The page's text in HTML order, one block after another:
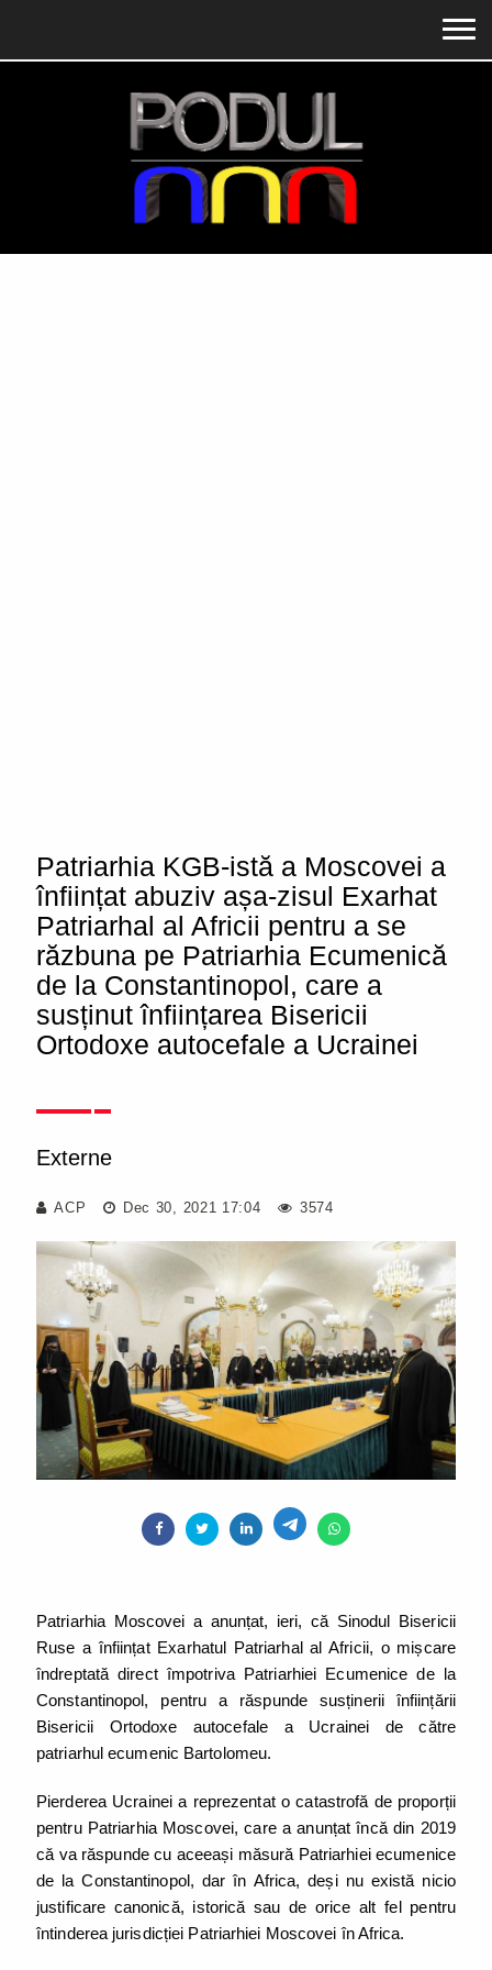
Patriarhia KGB-istă a Moscovei a
înființat abuziv așa-zisul Exarhat
Patriarhal al Africii pentru a se
răzbuna pe Patriarhia Ecumenică
de la Constantinopol, care a
susținut înființarea Bisericii
Ortodoxe autocefale a Ucrainei
Externe
ACP Dec 30, 2021 17:04 3574
Patriarhia Moscovei a anunțat, ieri, că Sinodul Bisericii
Ruse a înființat Exarhatul Patriarhal al Africii, o mișcare
îndreptată direct împotriva Patriarhiei Ecumenice de la
Constantinopol, pentru a răspunde susținerii înființării
Bisericii Ortodoxe autocefale a Ucrainei de către
patriarhul ecumenic Bartolomeu.
Pierderea Ucrainei a reprezentat o catastrofă de proporții
pentru Patriarhia Moscovei, care a anunțat încă din 2019
că va răspunde cu aceeași măsură Patriarhiei ecumenice
de la Constantinopol, dar în Africa, deși nu există nicio
justificare canonică, istorică sau de orice alt fel pentru
întinderea jurisdicției Patriarhiei Moscovei în Africa.